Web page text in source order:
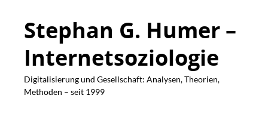
Stephan G. Humer –
Internetsoziologie
Digitalisierung und Gesellschaft: Analysen, Theorien,
Methoden – seit 1999